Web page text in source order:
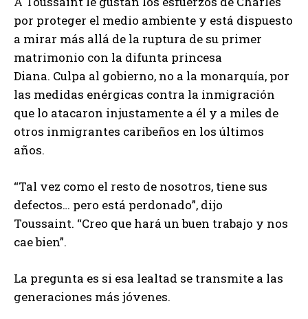
por proteger el medio ambiente y está dispuesto
a mirar más allá de la ruptura de su primer
matrimonio con la difunta princesa
Diana. Culpa al gobierno, no a la monarquía, por
las medidas enérgicas contra la inmigración
que lo atacaron injustamente a él y a miles de
otros inmigrantes caribeños en los últimos
años.
“Tal vez como el resto de nosotros, tiene sus
defectos… pero está perdonado”, dijo
Toussaint. “Creo que hará un buen trabajo y nos
cae bien”.
La pregunta es si esa lealtad se transmite a las
generaciones más jóvenes.